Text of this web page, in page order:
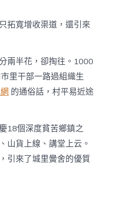
拓寬增收渠道，還引來
兩半花，卻掏往。1000
里干部一路過組織生
的通俗話，村平易近途
18個深度貧苦鄉鎮之
、山貨上線、講堂上云。
引來了城里黌舍的優質